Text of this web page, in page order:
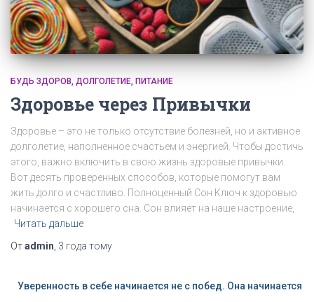
БУДЬ ЗДОРОВ ДОЛГОЛЕТИЕ ПИТАНИЕ
Здоровье через Привычки
Здоровье – это не только отсутствие болезней, но и активное
долголетие, наполненное счастьем и энергией. Чтобы достичь
этого, важно включить в свою жизнь здоровые привычки.
Вот десять проверенных способов, которые помогут вам
жить долго и счастливо. Полноценный Сон Ключ к здоровью
начинается с хорошего сна. Сон влияет на наше настроение,
Читать дальше
Отadmin 3 года тому
Уверенность в себе начинается не с побед. Она начинается